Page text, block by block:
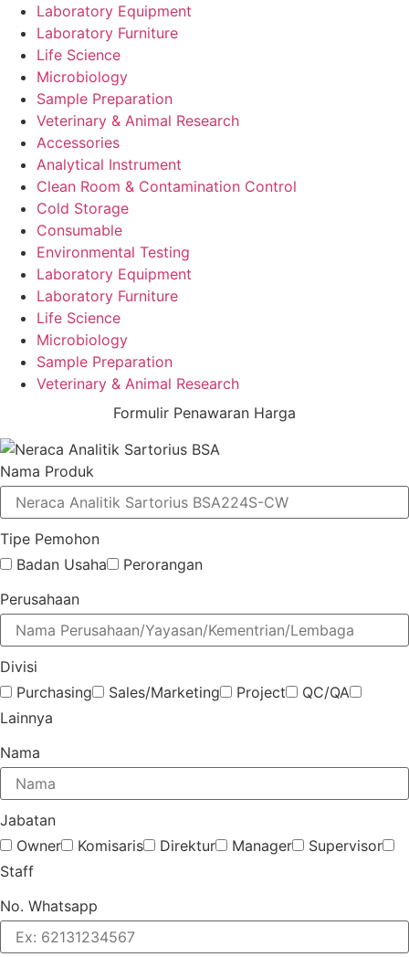
Laboratory Equipment
Laboratory Furniture
Life Science
Microbiology
Sample Preparation
Veterinary & Animal Research
Accessories
Analytical Instrument
Clean Room & Contamination Control
Cold Storage
Consumable
Environmental Testing
Laboratory Equipment
Laboratory Furniture
Life Science
Microbiology
Sample Preparation
Veterinary & Animal Research
Formulir Penawaran Harga
Nama Produk
Tipe Pemohon
Badan Usaha
Perorangan
Perusahaan
Divisi
Purchasing
Sales/Marketing Project
QC/QA
Lainnya
Nama
Jabatan
Owner
Komisaris Direktur Manager
Supervisor
Staff
No. Whatsapp